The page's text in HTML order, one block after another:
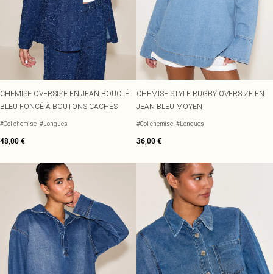
CHEMISE OVERSIZE EN JEAN BOUCLÉ
BLEU FONCÉ À BOUTONS CACHÉS
#Col chemise #Longues
48,00 €
CHEMISE STYLE RUGBY OVERSIZE EN
JEAN BLEU MOYEN
#Col chemise #Longues
36,00 €